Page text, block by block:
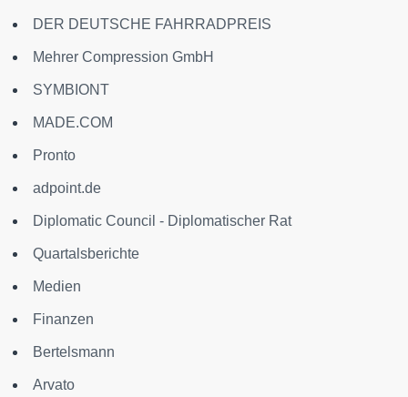
DER DEUTSCHE FAHRRADPREIS
Mehrer Compression GmbH
SYMBIONT
MADE.COM
Pronto
adpoint.de
Diplomatic Council - Diplomatischer Rat
Quartalsberichte
Medien
Finanzen
Bertelsmann
Arvato